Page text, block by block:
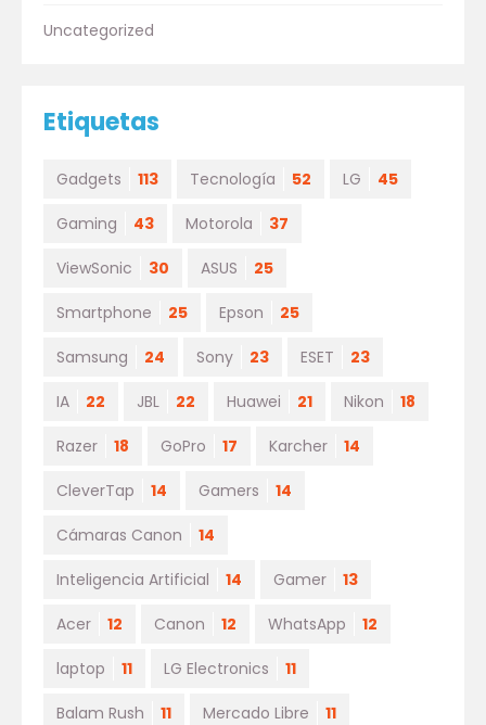
Uncategorized
Etiquetas
Gadgets 113 Tecnología 52 LG 45
Gaming 43 Motorola 37
ViewSonic 30 ASUS 25
Smartphone 25 Epson 25
Samsung 24 Sony 23 ESET 23
IA 22 JBL 22 Huawei 21 Nikon 18
Razer 18 GoPro 17 Karcher 14
CleverTap 14 Gamers 14
Cámaras Canon 14
Inteligencia Artificial 14 Gamer 13
Acer 12 Canon 12 WhatsApp 12
laptop 11 LG Electronics 11
Balam Rush 11 Mercado Libre 11